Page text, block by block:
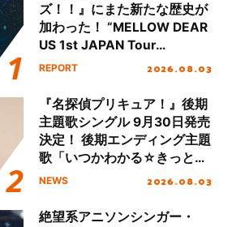
ズ！！』にまた新たな歴史が
加わった！ “MELLOW DEAR
US 1st JAPAN Tour
Final「NICE to meet YOU
ート!!
REPORT 2026.08.03
『名探偵プリキュア！』後期
主題歌シングル 9月30日発売
決定！ 後期エンディング主題
歌「いつかわかる☆きっとあ
える」TVサイズ先行配信開
NEWS 2026.08.03
絶望系アニソンシンガー・